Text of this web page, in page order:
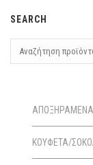
SEARCH
ΚΟΥΦΕΤΑ/